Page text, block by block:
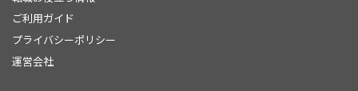
ご利用ガイド
プライバシーポリシー
運営会社